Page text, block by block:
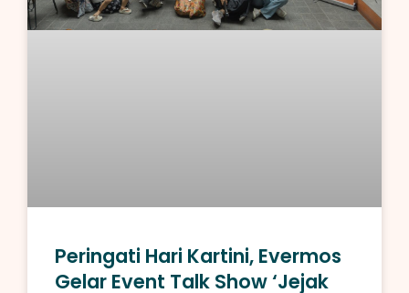
Peringati Hari Kartini, Evermos
Gelar Event Talk Show ‘Jejak